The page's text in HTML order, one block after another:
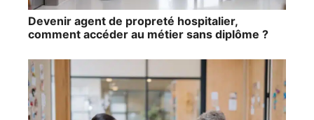
Devenir agent de propreté hospitalier,
comment accéder au métier sans diplôme ?